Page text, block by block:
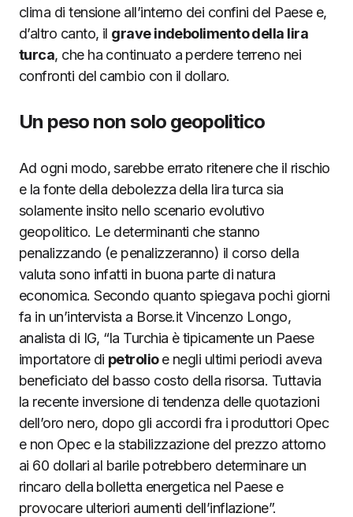
clima di tensione all’interno dei confini del Paese e,
d’altro canto, il grave indebolimento della lira
turca, che ha continuato a perdere terreno nei
confronti del cambio con il dollaro.
Un peso non solo geopolitico
Ad ogni modo, sarebbe errato ritenere che il rischio
e la fonte della debolezza della lira turca sia
solamente insito nello scenario evolutivo
geopolitico. Le determinanti che stanno
penalizzando (e penalizzeranno) il corso della
valuta sono infatti in buona parte di natura
economica. Secondo quanto spiegava pochi giorni
fa in un’intervista a Borse.it Vincenzo Longo,
analista di IG, “la Turchia è tipicamente un Paese
importatore di petrolioe negli ultimi periodi aveva
beneficiato del basso costo della risorsa. Tuttavia
la recente inversione di tendenza delle quotazioni
dell’oro nero, dopo gli accordi fra i produttori Opec
e non Opec e la stabilizzazione del prezzo attorno
ai 60 dollari al barile potrebbero determinare un
rincaro della bolletta energetica nel Paese e
provocare ulteriori aumenti dell’inflazione”.